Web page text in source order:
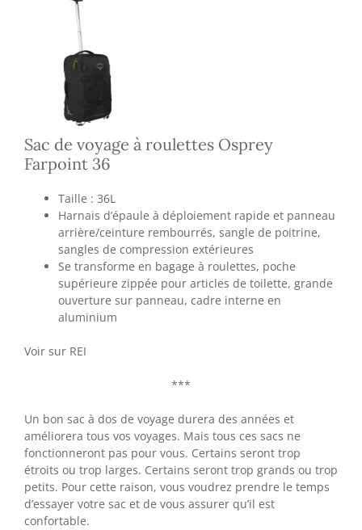
Sac de voyage à roulettes Osprey
Farpoint 36
Taille : 36L
Harnais d’épaule à déploiement rapide et panneau
arrière/ceinture rembourrés, sangle de poitrine,
sangles de compression extérieures
Se transforme en bagage à roulettes, poche
supérieure zippée pour articles de toilette, grande
ouverture sur panneau, cadre interne en
aluminium
Voir sur REI
***
Un bon sac à dos de voyage durera des années et
améliorera tous vos voyages. Mais tous ces sacs ne
fonctionneront pas pour vous. Certains seront trop
étroits ou trop larges. Certains seront trop grands ou trop
petits. Pour cette raison, vous voudrez prendre le temps
d’essayer votre sac et de vous assurer qu’il est
confortable.